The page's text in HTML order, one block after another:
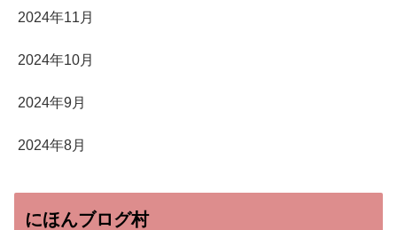
2024年11月
2024年10月
2024年9月
2024年8月
にほんブログ村